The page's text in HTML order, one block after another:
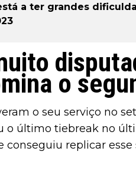
a ter grandes
o
o seu serviço no
o último tiebreak no
conseguiu replicar